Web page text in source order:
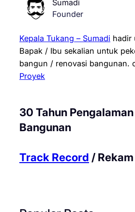
Sumadi
Founder
Kepala Tukang – Sumadi hadir
Bapak / Ibu sekalian untuk
bangun / renovasi bangunan.
Proyek
30 Tahun
Bangunan
Track Record /